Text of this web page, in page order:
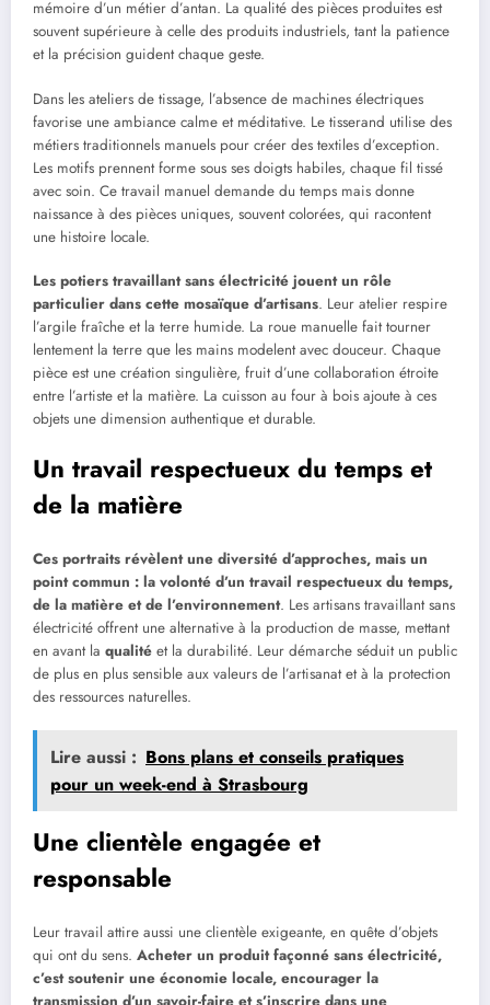
mémoire d’un métier d’antan. La qualité des pièces produites est
souvent supérieure à celle des produits industriels, tant la patience
et la précision guident chaque geste.
Dans les ateliers de tissage, l’absence de machines électriques
favorise une ambiance calme et méditative. Le tisserand utilise des
métiers traditionnels manuels pour créer des textiles d’exception.
Les motifs prennent forme sous ses doigts habiles, chaque fil tissé
avec soin. Ce travail manuel demande du temps mais donne
naissance à des pièces uniques, souvent colorées, qui racontent
une histoire locale.
Les potiers travaillant sans électricité jouent un rôle
particulier dans cette mosaïque d’artisans. Leur atelier respire
l’argile fraîche et la terre humide. La roue manuelle fait tourner
lentement la terre que les mains modelent avec douceur. Chaque
pièce est une création singulière, fruit d’une collaboration étroite
entre l’artiste et la matière. La cuisson au four à bois ajoute à ces
objets une dimension authentique et durable.
Un travail respectueux du temps et
de la matière
Ces portraits révèlent une diversité d’approches, mais un
point commun : la volonté d’un travail respectueux du temps,
de la matière et de l’environnement. Les artisans travaillant sans
électricité offrent une alternative à la production de masse, mettant
en avant la qualité et la durabilité. Leur démarche séduit un public
de plus en plus sensible aux valeurs de l’artisanat et à la protection
des ressources naturelles.
Lire aussi : Bons plans et conseils pratiques
pour un week-end à Strasbourg
Une clientèle engagée et
responsable
Leur travail attire aussi une clientèle exigeante, en quête d’objets
qui ont du sens. Acheter un produit façonné sans électricité,
c’est soutenir une économie locale, encourager la